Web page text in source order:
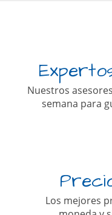
Nuestros
semana para
Los mejores